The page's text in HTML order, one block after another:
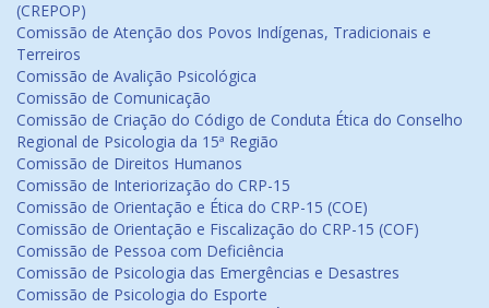
(CREPOP)
Comissão de Atenção dos Povos Indígenas, Tradicionais e
Terreiros
Comissão de Avalição Psicológica
Comissão de Comunicação
Comissão de Criação do Código de Conduta Ética do Conselho
Regional de Psicologia da 15ª Região
Comissão de Direitos Humanos
Comissão de Interiorização do CRP-15
Comissão de Orientação e Ética do CRP-15 (COE)
Comissão de Orientação e Fiscalização do CRP-15 (COF)
Comissão de Pessoa com Deficiência
Comissão de Psicologia das Emergências e Desastres
Comissão de Psicologia do Esporte